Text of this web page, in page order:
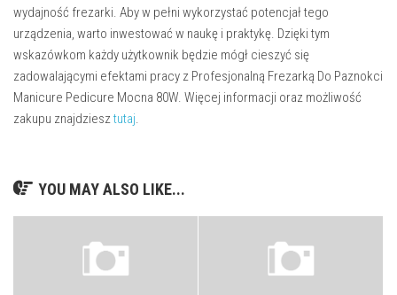
wydajność frezarki. Aby w pełni wykorzystać potencjał tego
urządzenia, warto inwestować w naukę i praktykę. Dzięki tym
wskazówkom każdy użytkownik będzie mógł cieszyć się
zadowalającymi efektami pracy z Profesjonalną Frezarką Do Paznokci
Manicure Pedicure Mocna 80W. Więcej informacji oraz możliwość
zakupu znajdziesztutaj.
YOU MAY ALSO LIKE...